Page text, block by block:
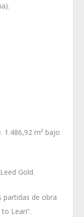
1.486,92 m² bajo
Gold.
partidas de obra
Lean”.